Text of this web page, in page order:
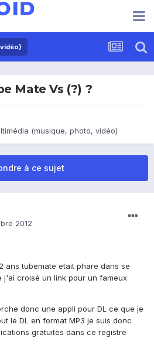
Mate Vs (?) ?
(musique, photo, vidéo)
à ce sujet
2012
ans tubemate etait phare dans se
j'ai croisé un link pour un fameux
donc une appli pour DL ce que je
le DL en format MP3 je suis donc
gratuites dans ce registre